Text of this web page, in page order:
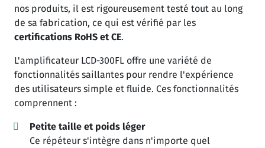
nos produits, il est rigoureusement testé tout au long
de sa fabrication, ce qui est vérifié par les
certifications RoHS et CE.
L'amplificateur LCD-300FL offre une variété de
fonctionnalités saillantes pour rendre l'expérience
des utilisateurs simple et fluide. Ces fonctionnalités
comprennent :
Petite taille et poids léger
Ce répéteur s'intègre dans n'importe quel